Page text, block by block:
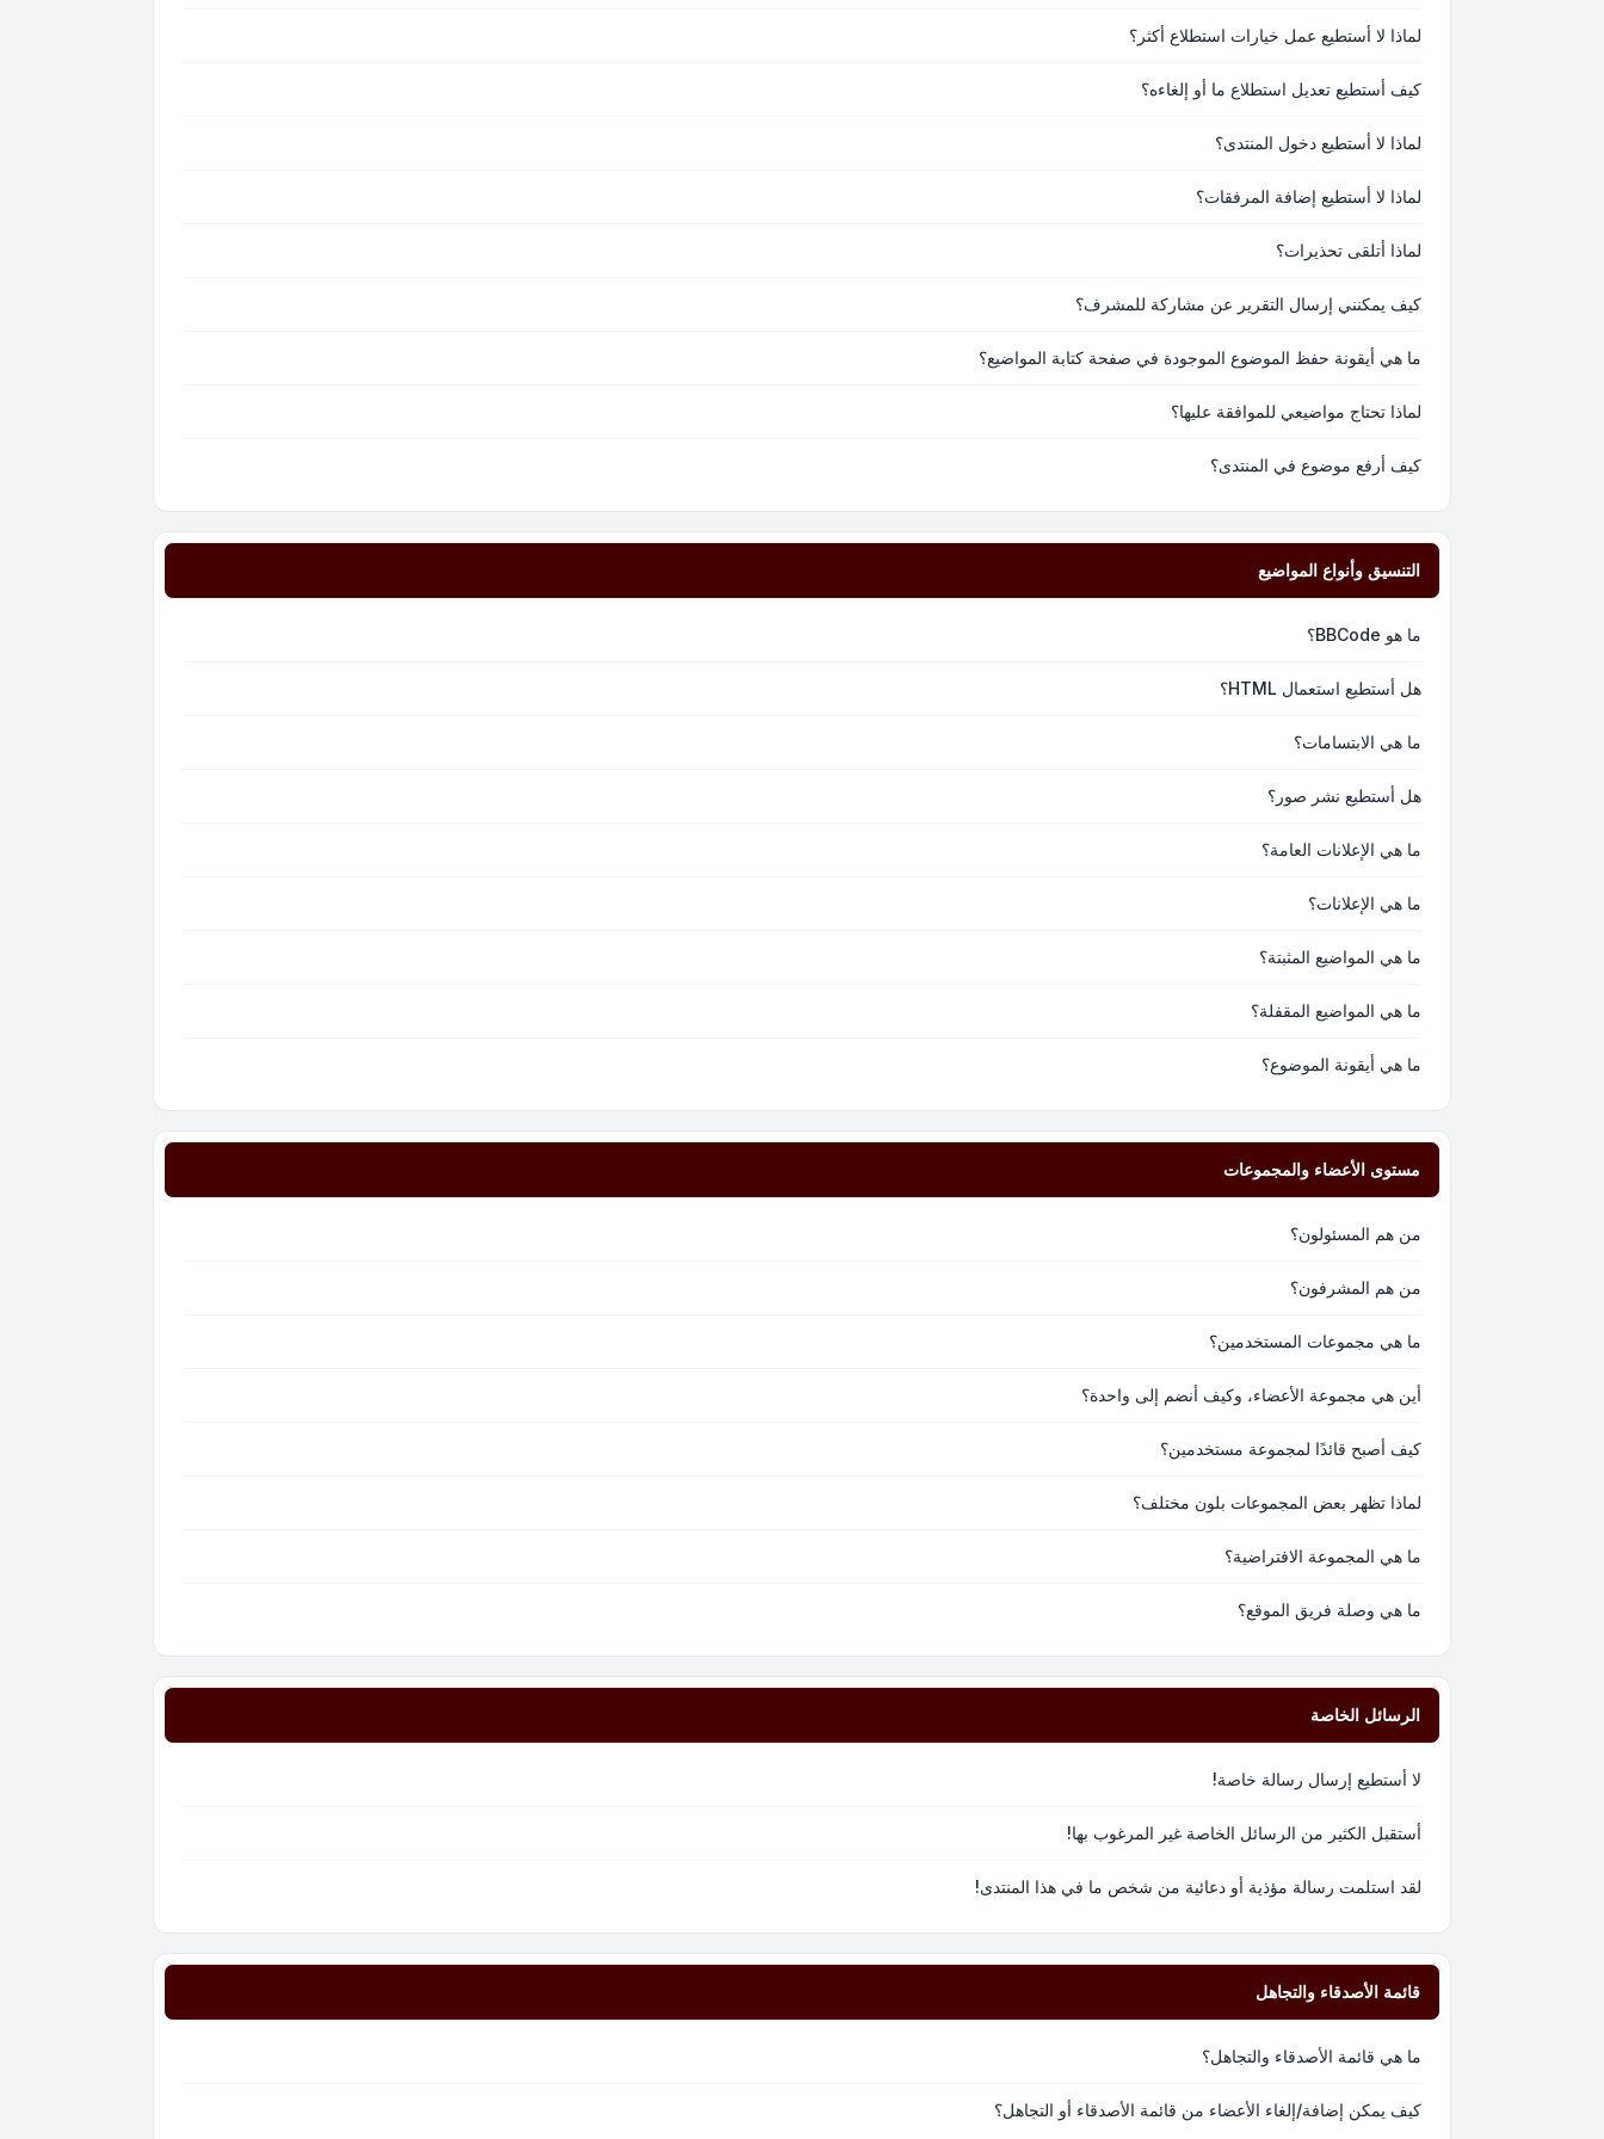
لماذا لا أستطيع عمل خيارات استطلاع أكثر؟
كيف أستطيع تعديل استطلاع ما أو إلغاءه؟
لماذا لا أستطيع دخول المنتدى؟
لماذا لا أستطيع إضافة المرفقات؟
لماذا أتلقى تحذيرات؟
كيف يمكنني إرسال التقرير عن مشاركة للمشرف؟
ما هي أيقونة حفظ الموضوع الموجودة في صفحة كتابة المواضيع؟
لماذا تحتاج مواضيعي للموافقة عليها؟
كيف أرفع موضوع في المنتدى؟
التنسيق وأنواع المواضيع
ما هو BBCode؟
هل أستطيع استعمال HTML؟
ما هي الابتسامات؟
هل أستطيع نشر صور؟
ما هي الإعلانات العامة؟
ما هي الإعلانات؟
ما هي المواضيع المثبتة؟
ما هي المواضيع المقفلة؟
ما هي أيقونة الموضوع؟
مستوى الأعضاء والمجموعات
من هم المسئولون؟
من هم المشرفون؟
ما هي مجموعات المستخدمين؟
أين هي مجموعة الأعضاء، وكيف أنضم إلى واحدة؟
كيف أصبح قائدًا لمجموعة مستخدمين؟
لماذا تظهر بعض المجموعات بلون مختلف؟
ما هي المجموعة الافتراضية؟
ما هي وصلة فريق الموقع؟
الرسائل الخاصة
لا أستطيع إرسال رسالة خاصة!
أستقبل الكثير من الرسائل الخاصة غير المرغوب بها!
لقد استلمت رسالة مؤذية أو دعائية من شخص ما في هذا المنتدى!
قائمة الأصدقاء والتجاهل
ما هي قائمة الأصدقاء والتجاهل؟
كيف يمكن إضافة/إلغاء الأعضاء من قائمة الأصدقاء أو التجاهل؟